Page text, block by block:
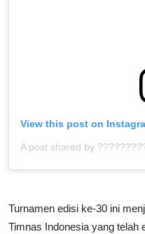
View this post on
Turnamen edisi ke-30 ini
Timnas Indonesia yang telah